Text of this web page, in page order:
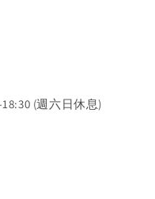
(週六日休息)